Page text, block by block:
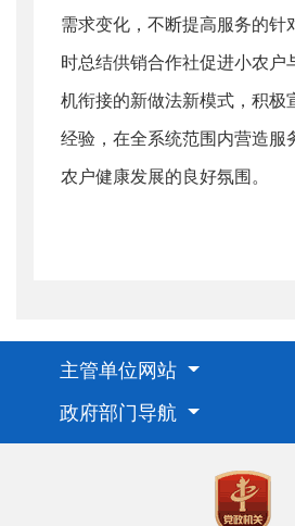
需求变化，不断提高服务的针
时总结供销合作社促进小农户
机衔接的新做法新模式，积极
经验，在全系统范围内营造服
农户健康发展的良好氛围。
主管单位网站
政府部门导航